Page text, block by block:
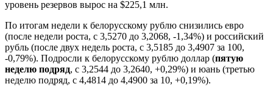
уровень резервов вырос на $225,1 млн.
По итогам недели к белорусскому рублю снизились евро
(после недели роста, с 3,5270 до 3,2068, -1,34%) и российский
рубль (после двух недель роста, с 3,5185 до 3,4907 за 100,
-0,79%). Подросли к белорусскому рублю доллар (пятую
неделю подряд, с 3,2544 до 3,2640, +0,29%) и юань (третью
неделю подряд, с 4,4814 до 4,4900 за 10, +0,19%).